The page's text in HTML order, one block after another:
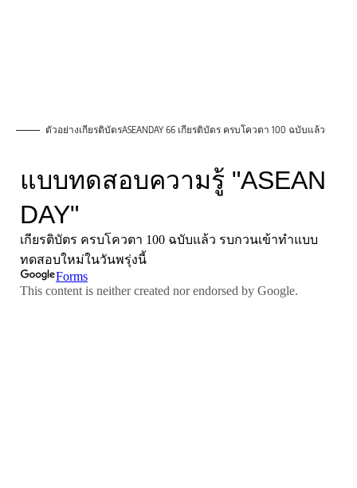
ตัวอย่างเกียรติบัตรASEANDAY 66 เกียรติบัตร ครบโควตา 100 ฉบับแล้ว